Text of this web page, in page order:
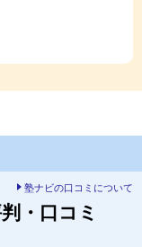
塾ナビの口コミについて
・口コミ